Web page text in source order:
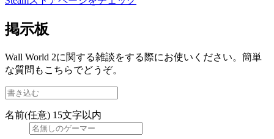
掲示板
Wall World 2に関する雑談をする際にお使いください。簡単
な質問もこちらでどうぞ。
名前(任意) 15文字以内